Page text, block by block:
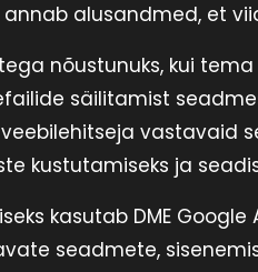
alusandmed, et
nõustunuks, kui
säilitamist
vastavaid
kustutamiseks ja
kasutab DME
seadmete,